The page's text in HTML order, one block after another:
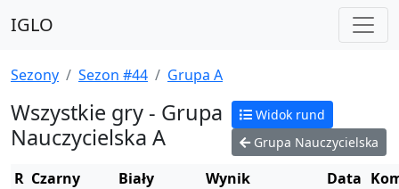
IGLO
Sezony Sezon #44 Grupa A
Wszystkie gry - Grupa
Nauczycielska A
Widok rund
Grupa Nauczycielska
R Czarny Biały Wynik Data